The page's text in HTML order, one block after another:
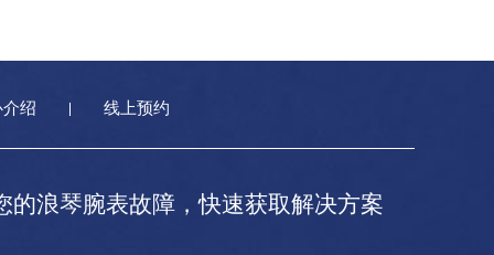
绍 线上预约
的浪琴腕表故障，快速获取解决方案